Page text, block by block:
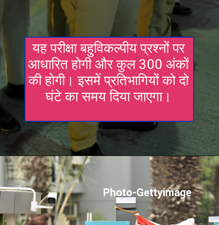
यह परीक्षा बहुविकल्पीय प्रश्नों पर
आधारित होगी और कुल 300 अंकों
की होगी। इसमें प्रतिभागियों को दो
घंटे का समय दिया जाएगा।
Photo-Gettyimage